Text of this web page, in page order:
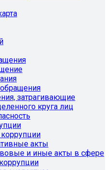
затрагивающие
круга лиц
акты
и иные акты в сфере